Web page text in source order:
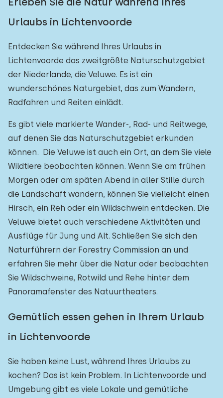
Urlaubs in Lichtenvoorde
Entdecken Sie während Ihres Urlaubs in
Lichtenvoorde das zweitgrößte Naturschutzgebiet
der Niederlande, die Veluwe. Es ist ein
wunderschönes Naturgebiet, das zum Wandern,
Radfahren und Reiten einlädt.
Es gibt viele markierte Wander-, Rad- und Reitwege,
auf denen Sie das Naturschutzgebiet erkunden
können. Die Veluwe ist auch ein Ort, an dem Sie viele
Wildtiere beobachten können. Wenn Sie am frühen
Morgen oder am späten Abend in aller Stille durch
die Landschaft wandern, können Sie vielleicht einen
Hirsch, ein Reh oder ein Wildschwein entdecken. Die
Veluwe bietet auch verschiedene Aktivitäten und
Ausflüge für Jung und Alt. Schließen Sie sich den
Naturführern der Forestry Commission an und
erfahren Sie mehr über die Natur oder beobachten
Sie Wildschweine, Rotwild und Rehe hinter dem
Panoramafenster des Natuurtheaters.
Gemütlich essen gehen in Ihrem Urlaub
in Lichtenvoorde
Sie haben keine Lust, während Ihres Urlaubs zu
kochen? Das ist kein Problem. In Lichtenvoorde und
Umgebung gibt es viele Lokale und gemütliche